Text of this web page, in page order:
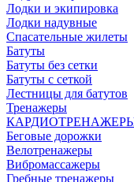
Лодки и экипировка
Лодки надувные
Спасательные жилеты
Батуты
Батуты без сетки
Батуты с сеткой
Лестницы для батутов
Тренажеры
Беговые дорожки
Велотренажеры
Вибромассажеры
Гребные тренажеры